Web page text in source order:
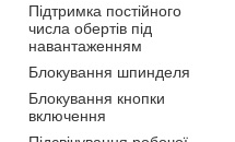
Підтримка постійного
числа обертів під
навантаженням
Блокування шпинделя
Блокування кнопки
включення